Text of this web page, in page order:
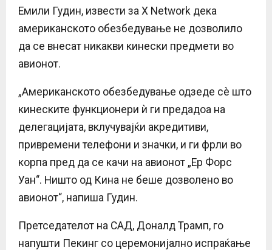
Емили Гудин, извести за X Network дека
американското обезбедување не дозволило
да се внесат никакви кинески предмети во
авионот.
„Американското обезбедување одзеде сè што
кинеските функционери ѝ ги предадоа на
делегацијата, вклучувајќи акредитиви,
привремени телефони и значки, и ги фрли во
корпа пред да се качи на авионот „Ер Форс
Уан“. Ништо од Кина не беше дозволено во
авионот“, напиша Гудин.
Претседателот на САД, Доналд Трамп, го
напушти Пекинг со церемонијално испраќање